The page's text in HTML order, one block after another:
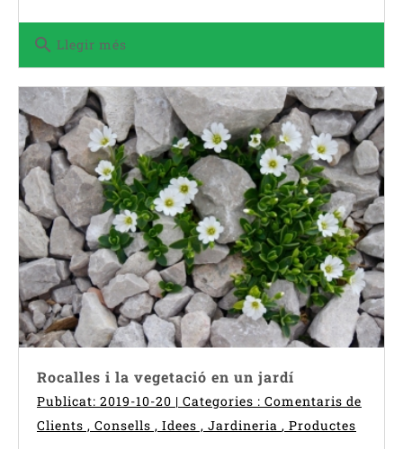
search Llegir més
Rocalles i la vegetació en un jardí
Publicat: 2019-10-20 | Categories : Comentaris de
Clients , Consells , Idees , Jardineria , Productes